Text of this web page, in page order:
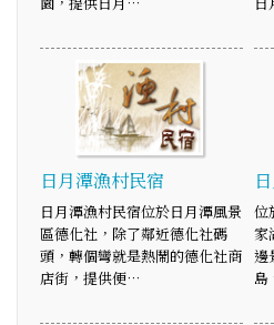
日月潭漁村民宿
日月潭漁村民宿位於日月潭風景
區德化社，除了鄰近德化社碼
頭，轉個彎就是熱鬧的德化社商
店街，提供便…
位
家
邊
島